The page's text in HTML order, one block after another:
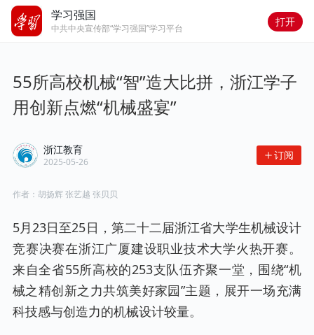
学习强国
中共中央宣传部“学习强国”学习平台
打开
55所高校机械“智”造大比拼，浙江学子
用创新点燃“机械盛宴”
浙江教育
2025-05-26
订阅
作者： 胡扬辉 张艺越 张贝贝
5月23日至25日，第二十二届浙江省大学生机械设计
竞赛决赛在浙江广厦建设职业技术大学火热开赛。
来自全省55所高校的253支队伍齐聚一堂，围绕“机
械之精创新之力共筑美好家园”主题，展开一场充满
科技感与创造力的机械设计较量。